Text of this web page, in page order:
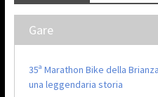
Gare
35ª Marathon Bike della
una leggendaria storia